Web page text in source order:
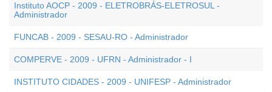
Instituto AOCP - 2009 - ELETROBRÁS-ELETROSUL -
Administrador
FUNCAB - 2009 - SESAU-RO - Administrador
COMPERVE - 2009 - UFRN - Administrador - I
INSTITUTO CIDADES - 2009 - UNIFESP - Administrador